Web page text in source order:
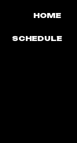
HOME
SCHEDULE